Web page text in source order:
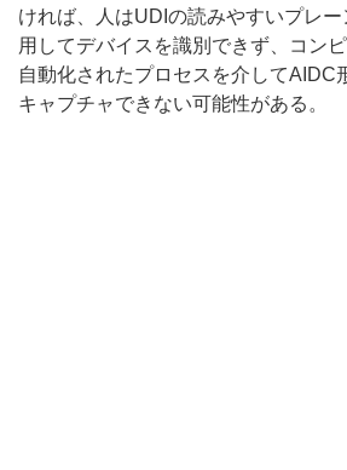
ければ、人はUDIの読みやすいプレ
用してデバイスを識別できず、コン
自動化されたプロセスを介してAIDC
キャプチャできない可能性がある。